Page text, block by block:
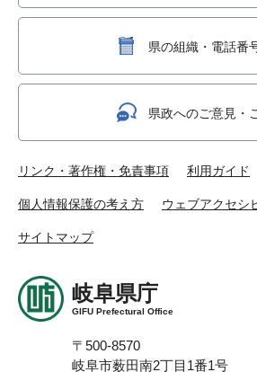
県の組織・電話番
県政へのご意見・
リンク・著作権・免責事項 利用ガイド
個人情報保護の考え方 ウェブアクセシ
サイトマップ
岐阜県庁
GIFU Prefectural Office
〒500-8570
岐阜市薮田南2丁目1番1号